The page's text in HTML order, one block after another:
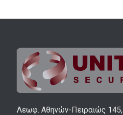
Λεωφ. Αθηνών-Πειραιώς 145,